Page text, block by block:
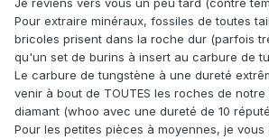
Je reviens vers vous un peu tard (contre
Pour extraire minéraux, fossiles de toutes
bricoles prisent dans la roche dur (parfois
qu'un set de burins à insert au carbure de
Le carbure de tungstène à une dureté
venir à bout de TOUTES les roches de
diamant (whoo avec une dureté de 10
Pour les petites pièces à moyennes, je